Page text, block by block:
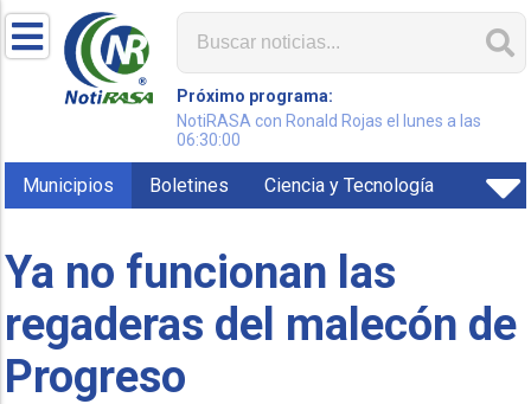
Próximo programa:
NotiRASA con Ronald Rojas el lunes a las
06:30:00
Municipios Boletines Ciencia y Tecnología
Ya no funcionan las
regaderas del malecón de
Progreso